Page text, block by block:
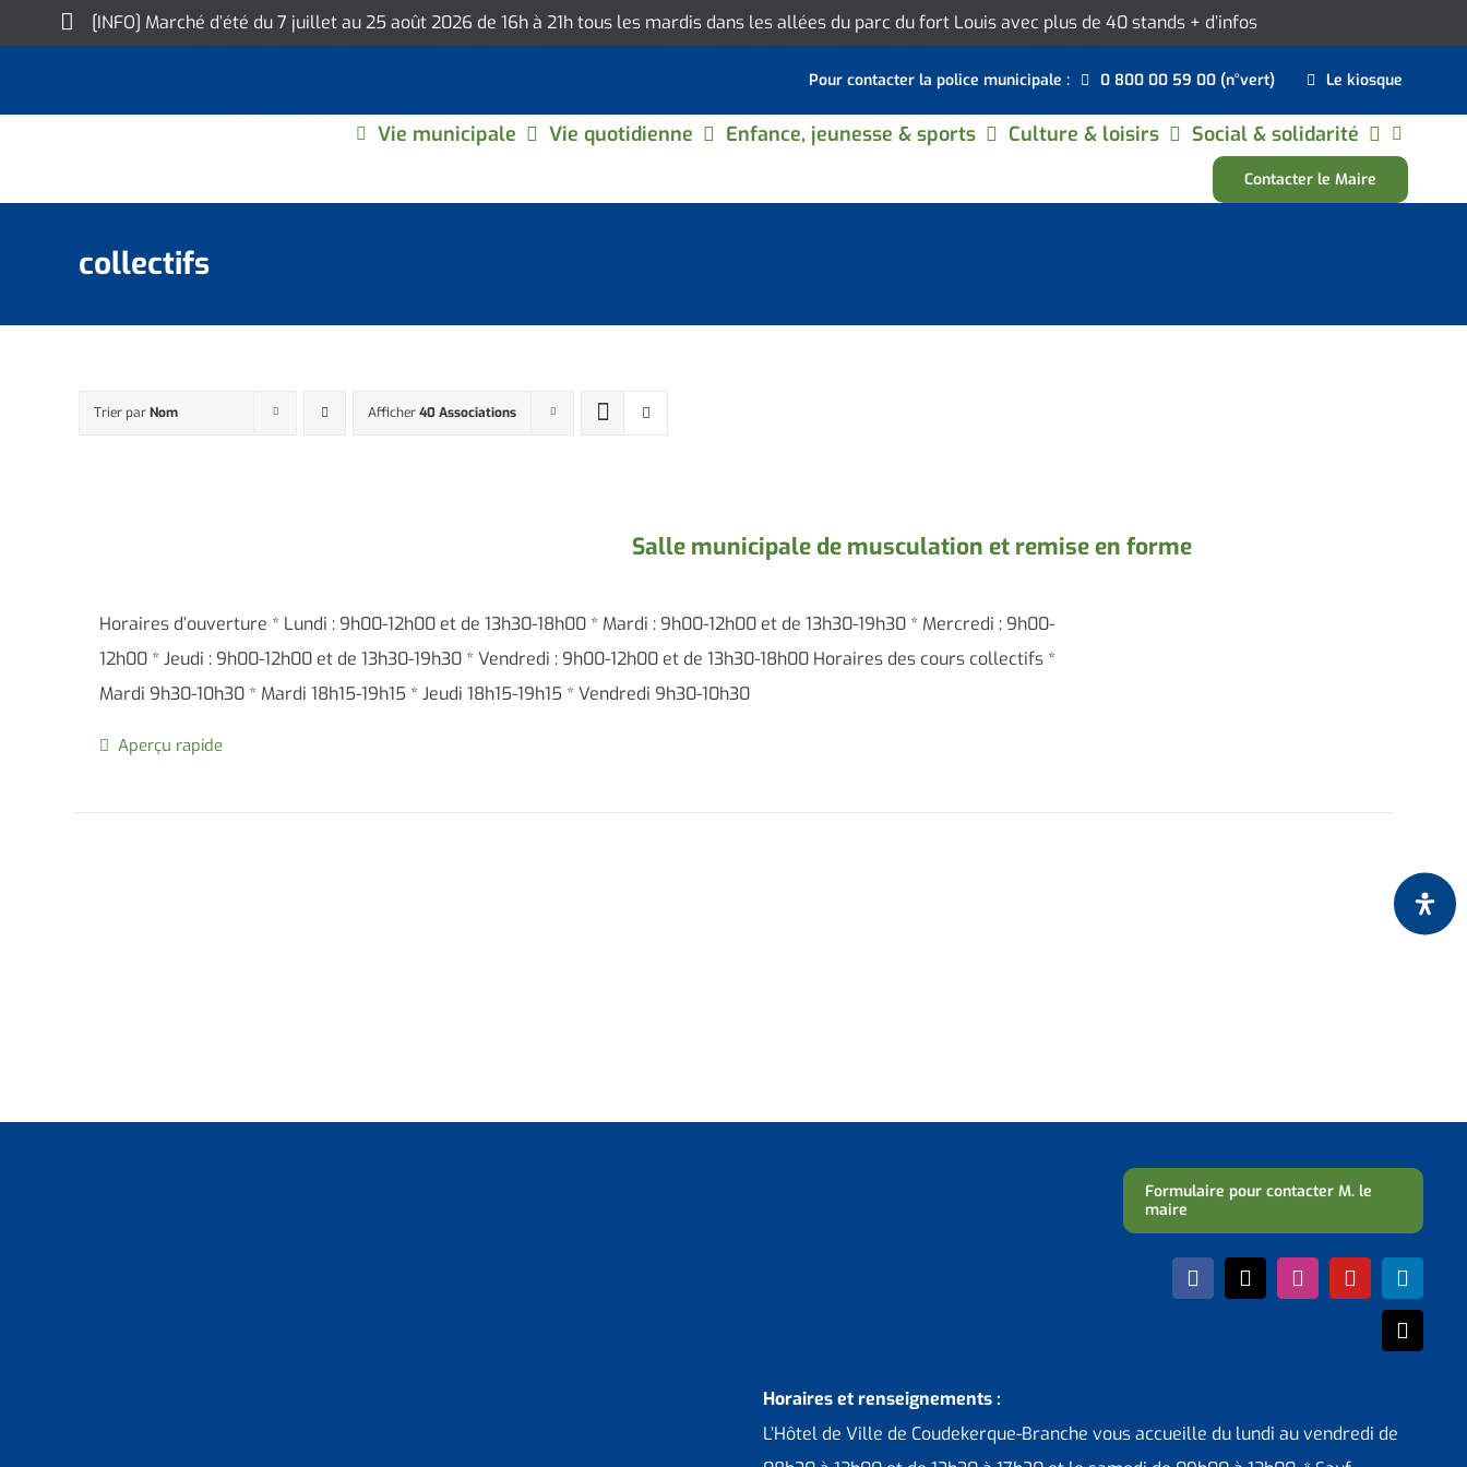
to
[INFO] Marché d’été du 7 juillet au 25 août 2026 de 16h à 21h tous les mardis dans les allées du parc du fort Louis avec plus de 40 stands + d’infos
Pour contacter la police municipale : 0 800 00 59 00 (n°vert) Le kiosque
Vie municipale Vie quotidienne Enfance, jeunesse & sports Culture & loisirs Social & solidarité
Contacter le Maire
collectifs
Trier parNom Afficher40 Associations
Salle municipale de musculation et remise en forme
Horaires d’ouverture * Lundi : 9h00-12h00 et de 13h30-18h00 * Mardi : 9h00-12h00 et de 13h30-19h30 * Mercredi : 9h00-
12h00 * Jeudi : 9h00-12h00 et de 13h30-19h30 * Vendredi : 9h00-12h00 et de 13h30-18h00 Horaires des cours collectifs *
Mardi 9h30-10h30 * Mardi 18h15-19h15 * Jeudi 18h15-19h15 * Vendredi 9h30-10h30
Aperçu rapide
Formulaire pour contacter M. le
maire
Horaires et renseignements :
L’Hôtel de Ville de Coudekerque-Branche vous accueille du lundi au vendredi de